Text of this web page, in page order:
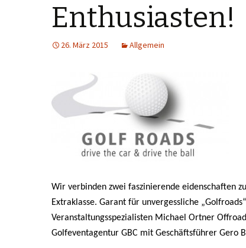
Enthusiasten!
26. März 2015 Allgemein
Wir verbinden zwei faszinierende eidenschaften
Extraklasse. Garant für unvergessliche
Veranstaltungsspezialisten Michael Ortner
Golfeventagentur GBC mit Geschäftsführer Gero